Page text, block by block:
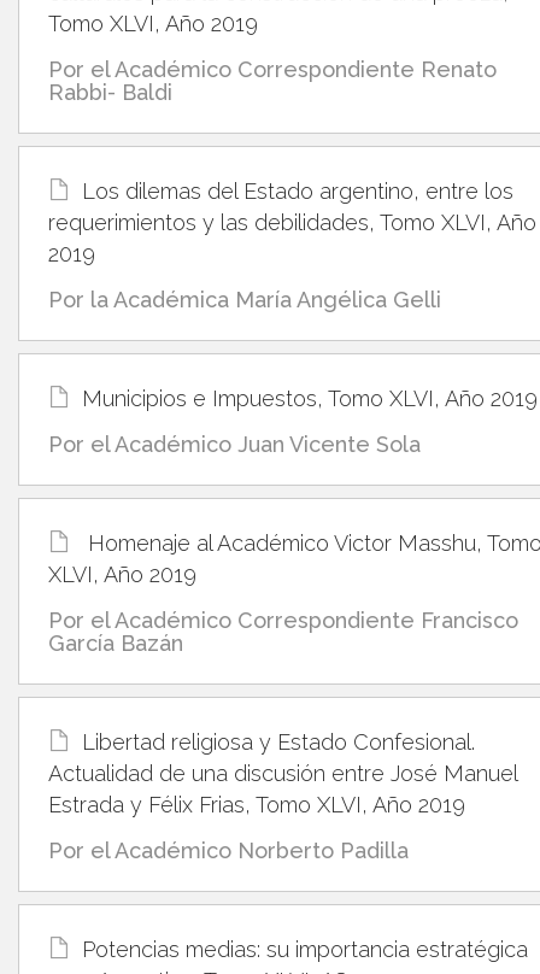
Tomo XLVI, Año 2019
Por el Académico Correspondiente Renato
Rabbi- Baldi
Los dilemas del Estado argentino, entre los
requerimientos y las debilidades, Tomo XLVI, Año
2019
Por la Académica María Angélica Gelli
Municipios e Impuestos, Tomo XLVI, Año 2019
Por el Académico Juan Vicente Sola
Homenaje al Académico Victor Masshu,
XLVI, Año 2019
Por el Académico Correspondiente Francisco
García Bazán
Libertad religiosa y Estado Confesional.
Actualidad de una discusión entre José Manuel
Estrada y Félix Frias, Tomo XLVI, Año 2019
Por el Académico Norberto Padilla
Potencias medias: su importancia estratégica